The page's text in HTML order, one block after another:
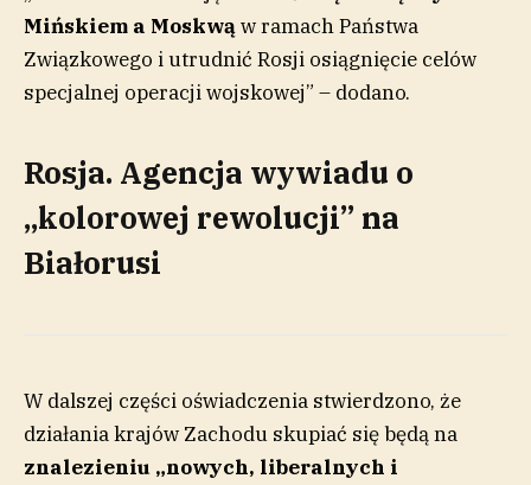
Mińskiem a Moskwąw ramach Państwa
Związkowego i utrudnić Rosji osiągnięcie celów
specjalnej operacji wojskowej” – dodano.
Rosja. Agencja wywiadu o
„kolorowej rewolucji” na
Białorusi
W dalszej części oświadczenia stwierdzono, że
działania krajów Zachodu skupiać się będą na
znalezieniu „nowych, liberalnych i